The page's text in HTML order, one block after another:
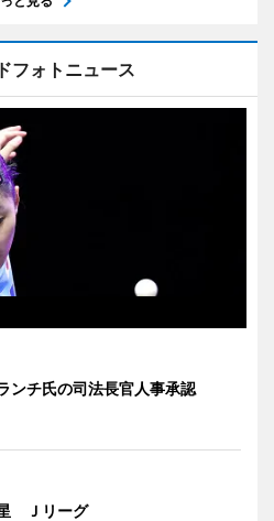
フォトニュース
ンチ氏の司法長官人事承認
Ｊリーグ